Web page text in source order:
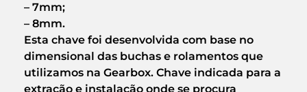
– 7mm;
– 8mm.
Esta chave foi desenvolvida com base no
dimensional das buchas e rolamentos que
utilizamos na Gearbox. Chave indicada para a
extração e instalação onde se procura